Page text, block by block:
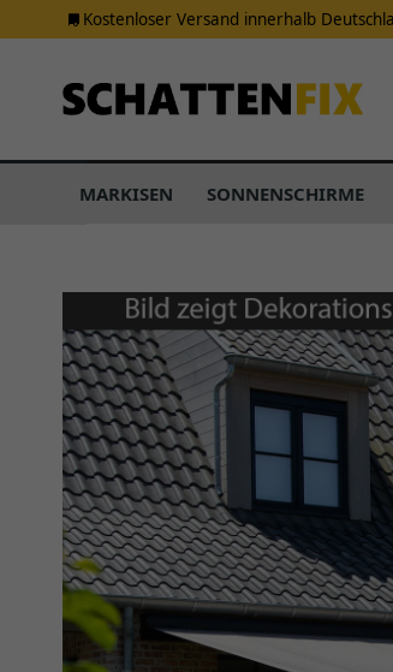
Kostenloser Versand innerhalb
MARKISEN SONNENSCHIRME